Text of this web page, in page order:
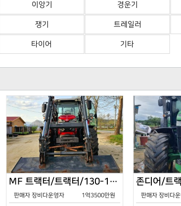
이앙기 경운기
쟁기 트레일러
타이어 기타
MF 트랙터/트랙터/130-139hp/6713 S/2022년식
판매자 장비다운영자 1억3500만원 판매자 장비다